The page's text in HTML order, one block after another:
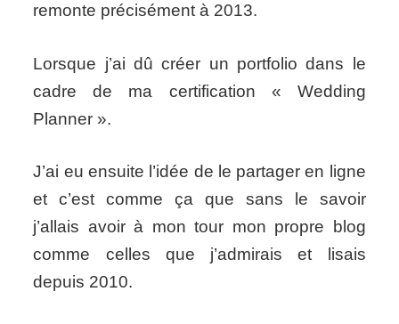
remonte précisément à 2013.
Lorsque j’ai dû créer un portfolio dans le
cadre de ma certification « Wedding
Planner ».
J’ai eu ensuite l’idée de le partager en ligne
et c’est comme ça que sans le savoir
j’allais avoir à mon tour mon propre blog
comme celles que j’admirais et lisais
depuis 2010.